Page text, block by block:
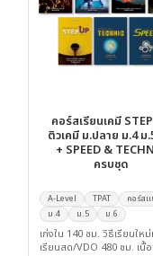
คอร์สเรียนเคมี
ติวเคมี ม.ปลาย ม.4 ม
+ SPEED &
ครบชุด
A-Level TPAT
คอร์สแ
ม.4
ม.5 ม.6
เก่งใน 140 ชม. วิธีเรียนให
เรียนสด/VDO 480 ชม. เนื้